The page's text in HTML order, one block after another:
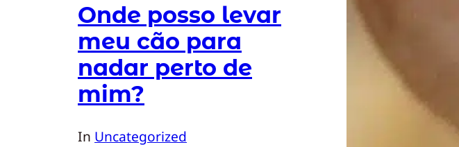
Onde posso levar
meu cão para
nadar perto de
mim?
In Uncategorized